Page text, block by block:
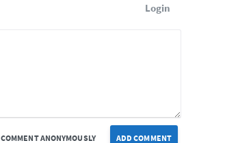
Login
ADD COMMENT
COMMENT ANONYMOUSLY